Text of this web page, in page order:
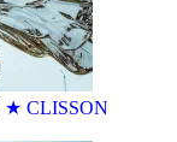
★ CLISSON